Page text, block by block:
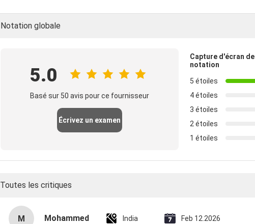
Notation globale
5.0
Basé sur 50 avis pour ce fournisseur
Écrivez un examen
Capture d'écran de
notation
5 étoiles
4 étoiles
3 étoiles
2 étoiles
1 étoiles
Toutes les critiques
M Mohammed India Feb 12.2026